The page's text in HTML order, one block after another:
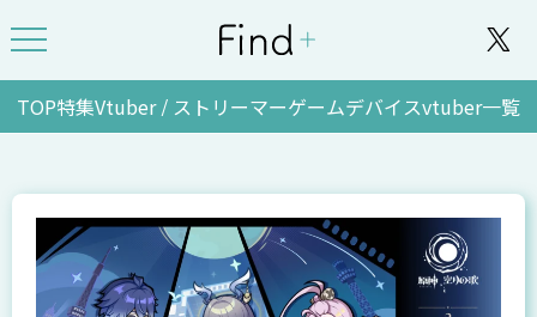
TOP特集Vtuber / ストリーマーゲームデバイスvtuber一覧